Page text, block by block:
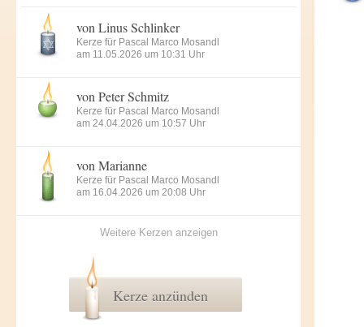
von Linus Schlinker
Kerze für Pascal Marco Mosandl
am 11.05.2026 um 10:31 Uhr
von Peter Schmitz
Kerze für Pascal Marco Mosandl
am 24.04.2026 um 10:57 Uhr
von Marianne
Kerze für Pascal Marco Mosandl
am 16.04.2026 um 20:08 Uhr
Weitere Kerzen anzeigen
Kerze anzünden